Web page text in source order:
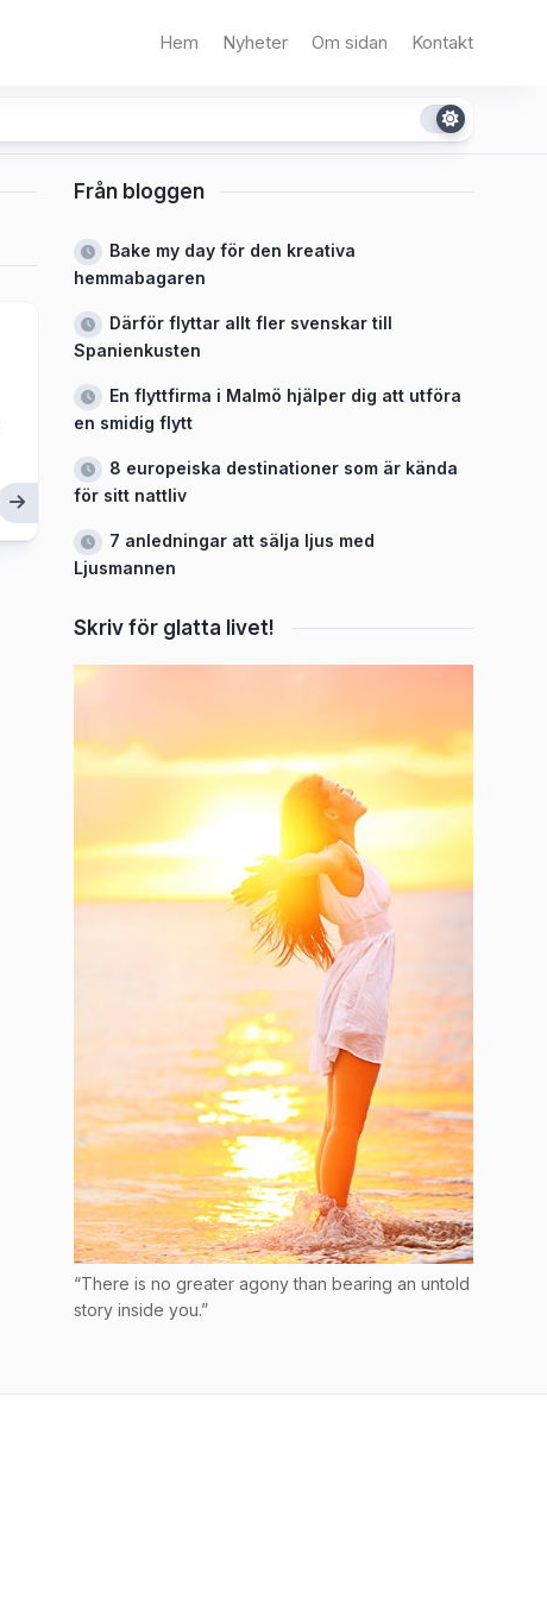
Hem Nyheter Om sidan Kontakt
Från bloggen
Bake my day för den kreativa
hemmabagaren
Därför flyttar allt fler svenskar till
Spanienkusten
En flyttfirma i Malmö hjälper dig att utföra
en smidig flytt
8 europeiska destinationer som är kända
för sitt nattliv
7 anledningar att sälja ljus med
Ljusmannen
Skriv för glatta livet!
“There is no greater agony than bearing an untold
story inside you.”